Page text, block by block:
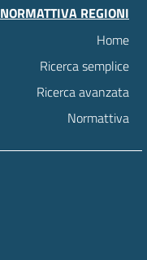
NORMATTIVA REGIONI
Home
Ricerca semplice
Ricerca avanzata
Normattiva